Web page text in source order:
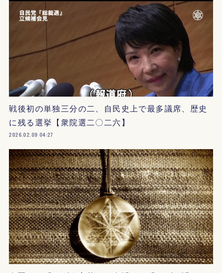
戦後初の単独三分の二、自民史上で最多議席、歴史
に残る選挙【衆院選二〇二六】
2026.02.09 04:27